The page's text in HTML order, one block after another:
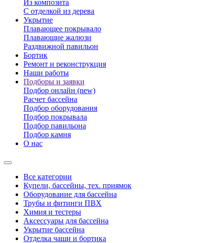
Из композита
С отделкой из дерева
Укрытие
Плавающее покрывало
Плавающие жалюзи
Раздвижной павильон
Бортик
Ремонт и реконструкция
Наши работы
Подборы и заявки
Подбор онлайн (new)
Расчет бассейна
Подбор оборудования
Подбор покрывала
Подбор павильона
Подбор камня
О нас
Все категории
Купели, бассейны, тех. приямок
Оборудование для бассейна
Трубы и фитинги ПВХ
Химия и тестеры
Аксессуары для бассейна
Укрытие бассейна
Отделка чаши и бортика